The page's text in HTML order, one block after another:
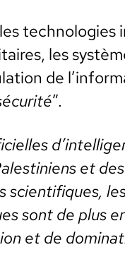
les
de
”.
et
sci­en­tifiques,
sont de plus
et de